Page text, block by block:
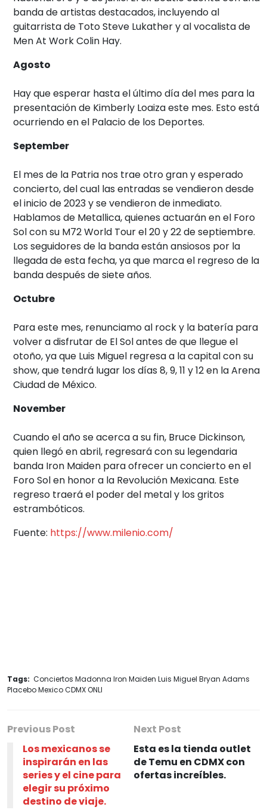
banda de artistas destacados, incluyendo al
guitarrista de Toto Steve Lukather y al vocalista de
Men At Work Colin Hay.
Agosto
Hay que esperar hasta el último día del mes para la
presentación de Kimberly Loaiza este mes. Esto está
ocurriendo en el Palacio de los Deportes.
September
El mes de la Patria nos trae otro gran y esperado
concierto, del cual las entradas se vendieron desde
el inicio de 2023 y se vendieron de inmediato.
Hablamos de Metallica, quienes actuarán en el Foro
Sol con su M72 World Tour el 20 y 22 de septiembre.
Los seguidores de la banda están ansiosos por la
llegada de esta fecha, ya que marca el regreso de la
banda después de siete años.
Octubre
Para este mes, renunciamo al rock y la batería para
volver a disfrutar de El Sol antes de que llegue el
otoño, ya que Luis Miguel regresa a la capital con su
show, que tendrá lugar los días 8, 9, 11 y 12 en la Arena
Ciudad de México.
November
Cuando el año se acerca a su fin, Bruce Dickinson,
quien llegó en abril, regresará con su legendaria
banda Iron Maiden para ofrecer un concierto en el
Foro Sol en honor a la Revolución Mexicana. Este
regreso traerá el poder del metal y los gritos
estrambóticos.
Fuente: https://www.milenio.com/
Tags: Conciertos Madonna Iron Maiden Luis Miguel Bryan Adams
Placebo Mexico CDMX ONLI
Previous Post
Los mexicanos se
inspirarán en las
series y el cine para
elegir su próximo
destino de viaje.
Next Post
Esta es la tienda outlet
de Temu en CDMX con
ofertas increíbles.